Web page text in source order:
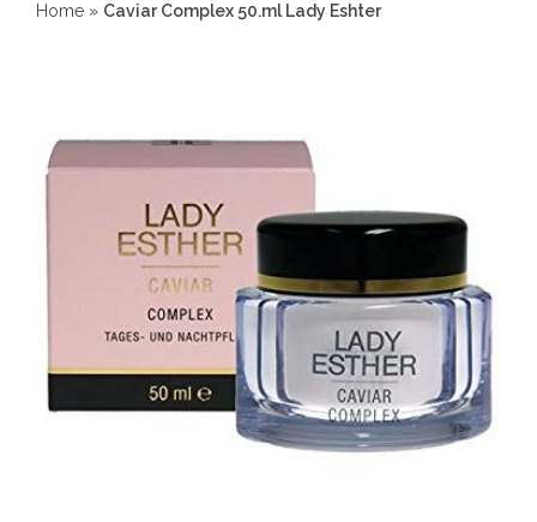
Home » Caviar Complex 50.ml Lady Eshter